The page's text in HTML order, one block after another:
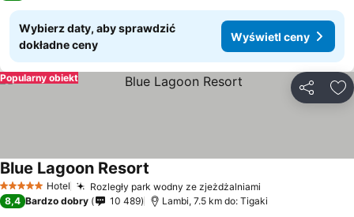
Wybierz daty, aby sprawdzić
dokładne ceny
Wyświetl ceny
Popularny obiekt
5 KategoriaHotel Rozległy park wodny ze zjeżdżalniami
Blue Lagoon Resort
8,4 Bardzo dobry 10 489 Lambi, 7.5 km do: Tigaki